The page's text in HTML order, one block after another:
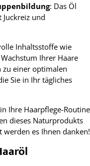
: Das Öl
und
Inhaltsstoffe wie
Ihrer Haare
zu einer optimalen
Sie in Ihr tägliches
Ihre Haarpflege-Routine
dieses Naturprodukts
es Ihnen danken!